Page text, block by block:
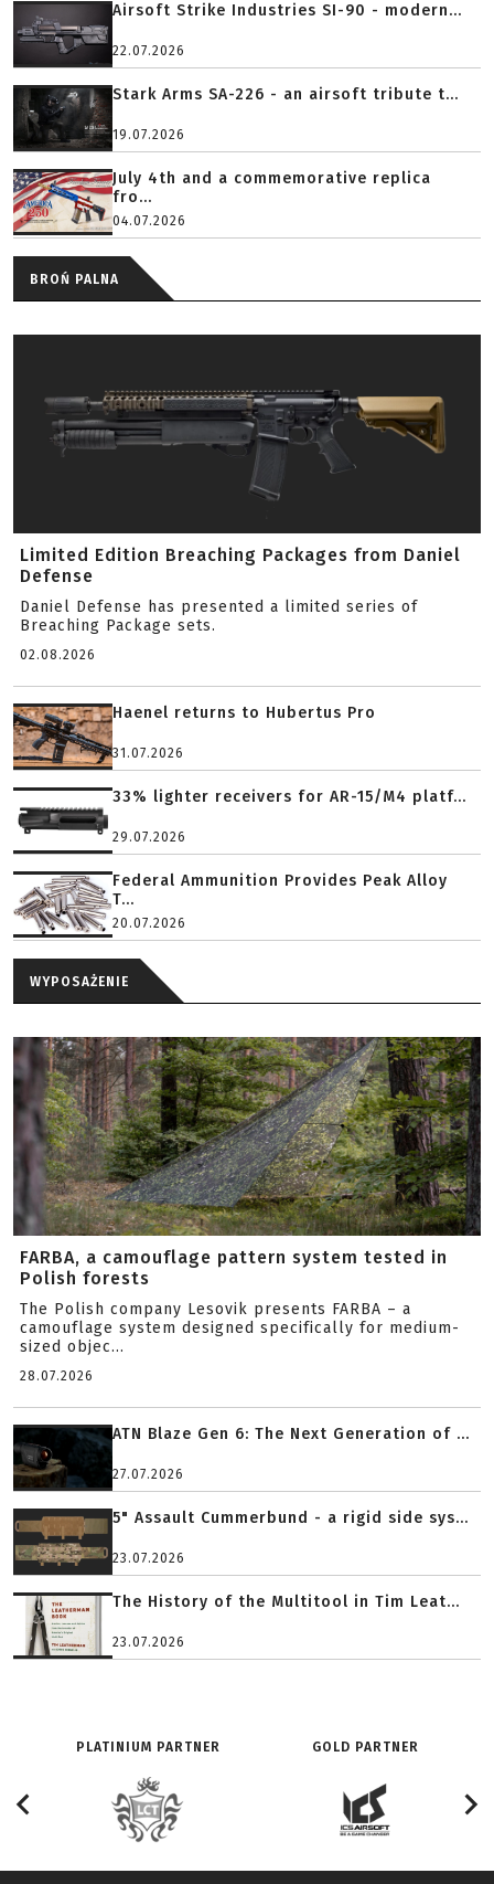
Airsoft Strike Industries SI-90 - modern...
22.07.2026
Stark Arms SA-226 - an airsoft tribute t...
19.07.2026
July 4th and a commemorative replica
fro...
04.07.2026
BROŃ PALNA
Limited Edition Breaching Packages from Daniel
Defense
Daniel Defense has presented a limited series of
Breaching Package sets.
02.08.2026
Haenel returns to Hubertus Pro
31.07.2026
33% lighter receivers for AR-15/M4 platf...
29.07.2026
Federal Ammunition Provides Peak Alloy
T...
20.07.2026
WYPOSAŻENIE
FARBA, a camouflage pattern system tested in
Polish forests
The Polish company Lesovik presents FARBA – a
camouflage system designed specifically for medium-
sized objec...
28.07.2026
ATN Blaze Gen 6: The Next Generation of ...
27.07.2026
5" Assault Cummerbund - a rigid side sys...
23.07.2026
The History of the Multitool in Tim Leat...
23.07.2026
PLATINIUM PARTNER GOLD PARTNER